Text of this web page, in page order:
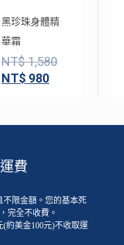
黑珍珠身體精
華霜
NT$1,580
NT$ 980
費
不限金額。您的基本死
完全不收費。
約美金100元)不收取運